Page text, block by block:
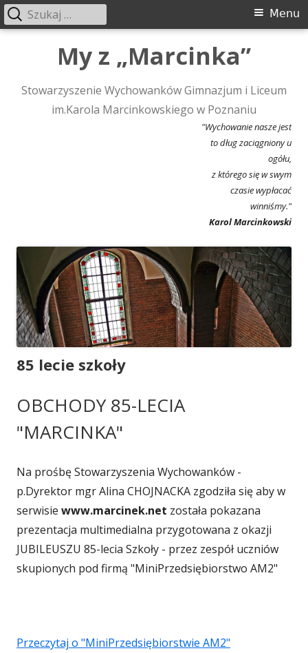
My z „Marcinka”
Stowarzyszenie Wychowanków Gimnazjum i Liceum
im.Karola Marcinkowskiego w Poznaniu
"Wychowanie nasze jest
to dług zaciągniony u
ogółu,
z którego się w swym
czasie wypłacać
winniśmy."
Karol Marcinkowski
Menu
główne
Menu
Szukaj:
85 lecie szkoły
OBCHODY 85-LECIA
"MARCINKA"
Na prośbę Stowarzyszenia Wychowanków -
p.Dyrektor mgr Alina CHOJNACKA zgodziła się aby w
serwisie www.marcinek.net została pokazana
prezentacja multimedialna przygotowana z okazji
JUBILEUSZU 85-lecia Szkoły - przez zespół uczniów
skupionych pod firmą "MiniPrzedsiębiorstwo AM2"
Przeczytaj o "MiniPrzedsiębiorstwie AM2"